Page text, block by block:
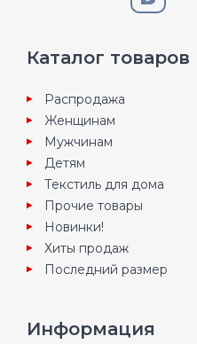
Каталог товаров
Распродажа
Женщинам
Мужчинам
Детям
Текстиль для дома
Прочие товары
Новинки!
Хиты продаж
Последний размер
Информация